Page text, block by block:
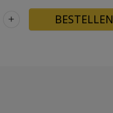
+ BESTELLEN